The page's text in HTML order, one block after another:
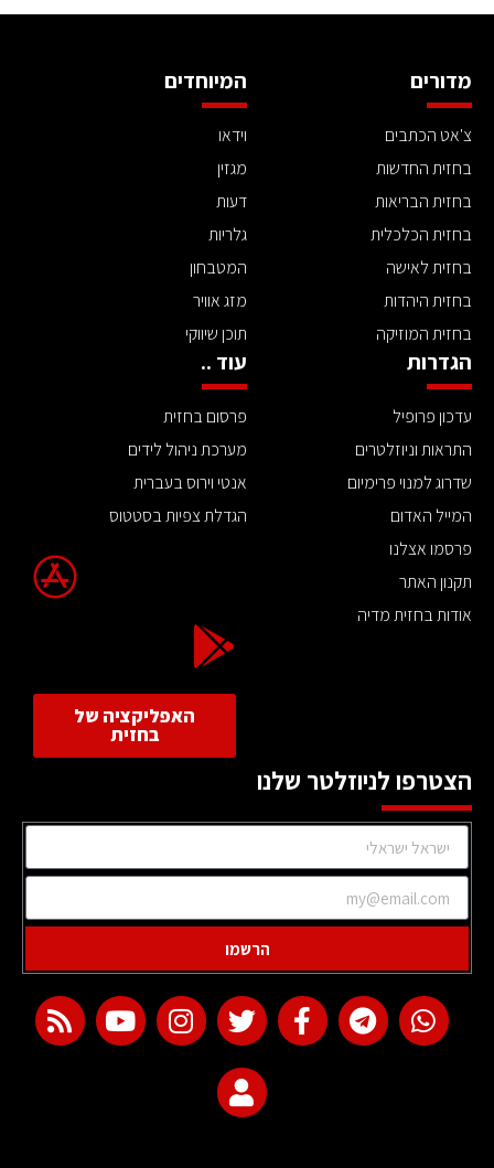
מדורים
צ'אט הכתבים
בחזית החדשות
בחזית הבריאות
בחזית הכלכלית
בחזית לאישה
בחזית היהדות
בחזית המוזיקה
המיוחדים
וידאו
מגזין
דעות
גלריות
המטבחון
מזג אוויר
תוכן שיווקי
הגדרות
עדכון פרופיל
התראות וניוזלטרים
שדרוג למנוי פרימיום
המייל האדום
פרסמו אצלנו
תקנון האתר
אודות בחזית מדיה
עוד ..
פרסום בחזית
מערכת ניהול לידים
אנטי וירוס בעברית
הגדלת צפיות בסטטוס
האפליקציה של
בחזית
הצטרפו לניוזלטר שלנו
הרשמו